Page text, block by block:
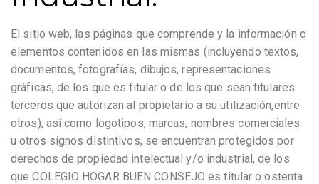
El sitio web, las páginas que comprende y la información o
elementos contenidos en las mismas (incluyendo textos,
documentos, fotografías, dibujos, representaciones
gráficas, de los que es titular o de los que sean titulares
terceros que autorizan al propietario a su utilización,entre
otros), así como logotipos, marcas, nombres comerciales
u otros signos distintivos, se encuentran protegidos por
derechos de propiedad intelectual y/o industrial, de los
que COLEGIO HOGAR BUEN CONSEJO es titular o ostenta